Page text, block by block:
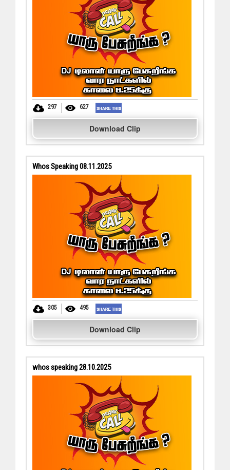
297 627
Download Clip
Whos Speaking 08.11.2025
305 495
Download Clip
whos speaking 28.10.2025